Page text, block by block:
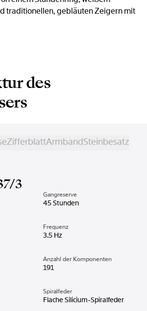
traditionellen, gebläuten Zeigern mit
des
ZifferblattArmbandSteinbesatz
3
Gangreserve
45 Stunden
Frequenz
3.5 Hz
Anzahl der Komponenten
191
Spiralfeder
Flache Silicium-Spiralfeder